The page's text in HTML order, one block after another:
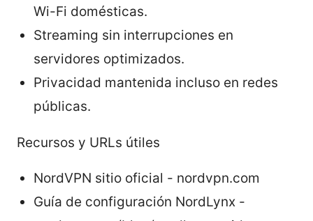
Wi-Fi domésticas.
Streaming sin interrupciones en
servidores optimizados.
Privacidad mantenida incluso en redes
públicas.
Recursos y URLs útiles
NordVPN sitio oficial - nordvpn.com
Guía de configuración NordLynx -